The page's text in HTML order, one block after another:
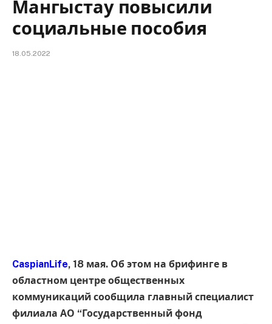
Мангыстау повысили
социальные пособия
18.05.2022
CaspianLife, 18 мая. Об этом на брифинге в
областном центре общественных
коммуникаций сообщила главный специалист
филиала АО “Государственный фонд